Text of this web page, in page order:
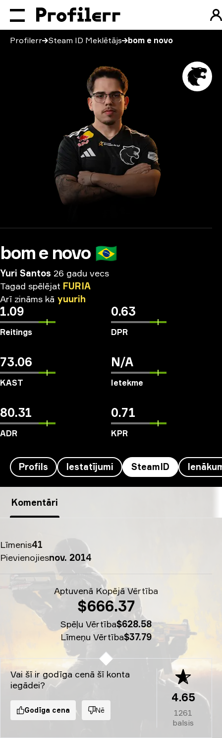
Profilerr Steam ID Meklētājs bom e novo
bom e novo 🇧🇷
Yuri Santos 26 gadu vecs
Tagad spēlējat FURIA
Arī zināms kā yuurih
1.09
Reitings
0.63
DPR
73.06
KAST
N/A
Ietekme
80.31
ADR
0.71
KPR
Profils Iestatījumi SteamID
Komentāri
Līmenis41
Pievienojiesnov. 2014
Aptuvenā Kopējā Vērtība
$666.37
Spēļu Vērtība$628.58
Līmeņu Vērtība$37.79
Vai šī ir godīga cenā šī konta
iegādei?
Godīga cena Nē
4.65
1261
balsis